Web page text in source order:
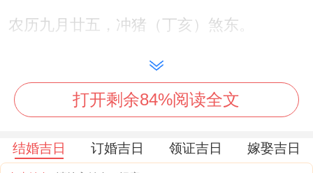
农历九月廿五，冲猪（丁亥）煞东。
宜:订盟、纳采、会亲友、交易、立券、纳
财、栽种、纳畜、牧养。
忌:嫁娶、开市、入宅、祈福、安葬.
此日利于缔结婚约，交换信物 尤其适合希望
打开剩余84%阅读全文
结婚吉日 订婚吉日 领证吉日 嫁娶吉日